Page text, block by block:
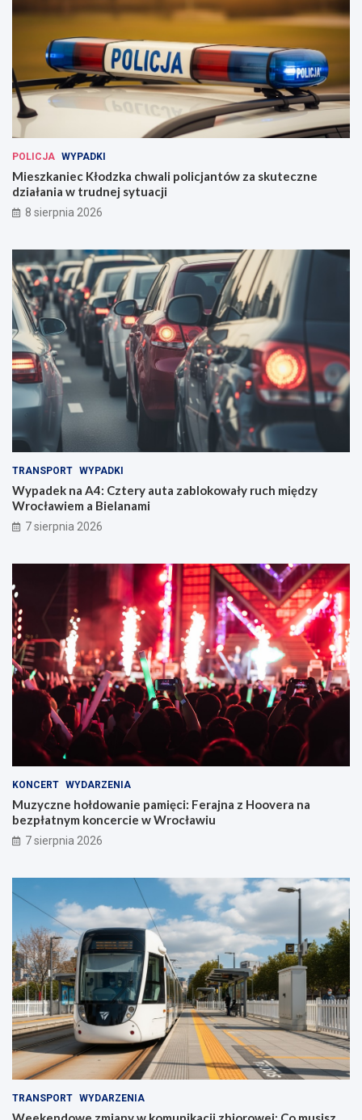
POLICJA WYPADKI
Mieszkaniec Kłodzka chwali policjantów za skuteczne
działania w trudnej sytuacji
8 sierpnia 2026
TRANSPORT WYPADKI
Wypadek na A4: Cztery auta zablokowały ruch między
Wrocławiem a Bielanami
7 sierpnia 2026
KONCERT WYDARZENIA
Muzyczne hołdowanie pamięci: Ferajna z Hoovera na
bezpłatnym koncercie w Wrocławiu
7 sierpnia 2026
TRANSPORT WYDARZENIA